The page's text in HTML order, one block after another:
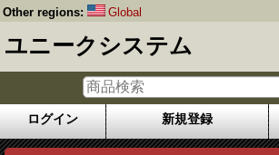
Other regions: Global
ユニークシステム
ログイン 新規登録